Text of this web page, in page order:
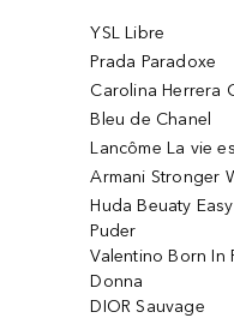
YSL Libre
Prada Paradoxe
Carolina Herrera
Bleu de Chanel
Lancôme La vie
Armani Stronger
Huda Beuaty
Puder
Valentino Born In
Donna
DIOR Sauvage